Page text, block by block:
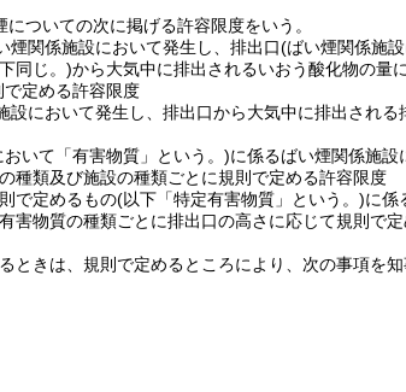
ついての次に掲げる許容限度をいう。
煙関係施設において発生し、排出口(ばい煙関係施
同じ。)から大気中に排出されるいおう酸化物の量
で定める許容限度
設において発生し、排出口から大気中に排出される
いて「有害物質」という。)に係るばい煙関係施
種類及び施設の種類ごとに規則で定める許容限度
で定めるもの(以下「特定有害物質」という。)に係
害物質の種類ごとに排出口の高さに応じて規則で
ときは、規則で定めるところにより、次の事項を